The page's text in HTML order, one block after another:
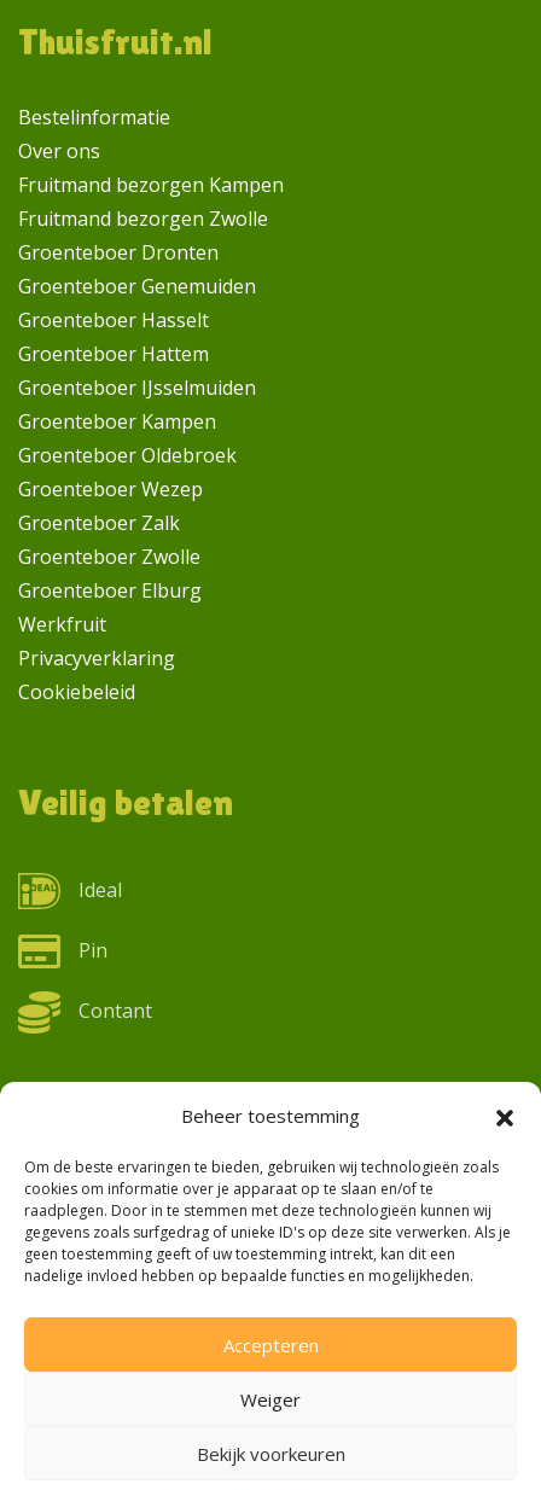
Beheer toestemming
Om de beste ervaringen te bieden, gebruiken wij technologieën zoals
cookies om informatie over je apparaat op te slaan en/of te
raadplegen. Door in te stemmen met deze technologieën kunnen wij
gegevens zoals surfgedrag of unieke ID's op deze site verwerken. Als je
geen toestemming geeft of uw toestemming intrekt, kan dit een
nadelige invloed hebben op bepaalde functies en mogelijkheden.
Accepteren
Weiger
Bekijk voorkeuren
Thuisfruit.nl
Bestelinformatie
Over ons
Fruitmand bezorgen Kampen
Fruitmand bezorgen Zwolle
Groenteboer Dronten
Groenteboer Genemuiden
Groenteboer Hasselt
Groenteboer Hattem
Groenteboer IJsselmuiden
Groenteboer Kampen
Groenteboer Oldebroek
Groenteboer Wezep
Groenteboer Zalk
Groenteboer Zwolle
Groenteboer Elburg
Werkfruit
Privacyverklaring
Cookiebeleid
Veilig betalen
Ideal
Pin
Contant
De Chalmotweg 1
8265 PJ Kamperveen
038 – 234 0 678
info@thuisfruit.nl